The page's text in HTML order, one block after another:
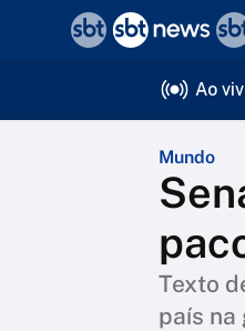
Ao
Mundo
Texto
país na
voltar
Editorias